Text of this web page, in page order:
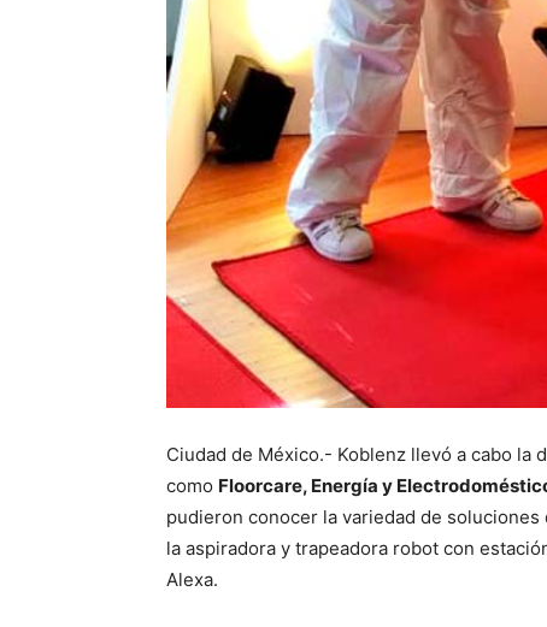
Ciudad de México.- Koblenz llevó a cabo
como Floorcare, Energía y
pudieron conocer la variedad de
la aspiradora y trapeadora robot con
Alexa.